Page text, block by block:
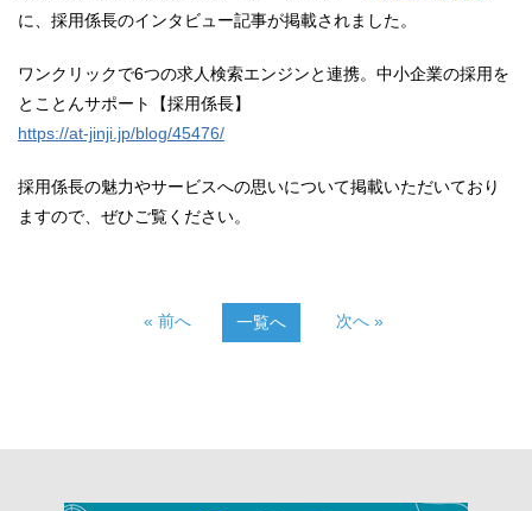
に、採用係長のインタビュー記事が掲載されました。
ワンクリックで6つの求人検索エンジンと連携。中小企業の採用を
とことんサポート【採用係長】
https://at-jinji.jp/blog/45476/
採用係長の魅力やサービスへの思いについて掲載いただいており
ますので、ぜひご覧ください。
« 前へ 一覧へ 次へ »